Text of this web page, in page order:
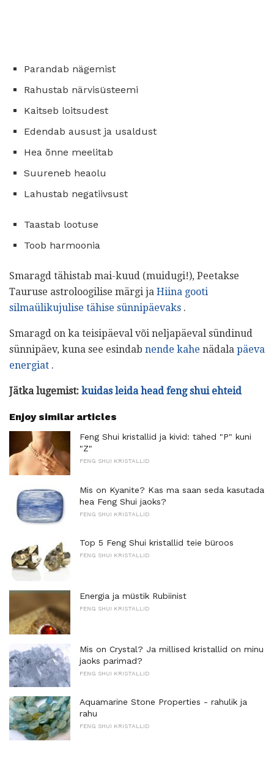
Parandab nägemist
Rahustab närvisüsteemi
Kaitseb loitsudest
Edendab ausust ja usaldust
Hea õnne meelitab
Suureneb heaolu
Lahustab negatiivsust
Taastab lootuse
Toob harmoonia
Smaragd tähistab mai-kuud (muidugi!), Peetakse
Tauruse astroloogilise märgi ja Hiina gooti
silmaülikujulise tähise sünnipäevaks .
Smaragd on ka teisipäeval või neljapäeval sündinud
sünnipäev, kuna see esindab nende kahe nädala päeva
energiat .
Jätka lugemist: kuidas leida head feng shui ehteid
Enjoy similar articles
Feng Shui kristallid ja kivid: tähed "P" kuni
"Z"
FENG SHUI KRISTALLID
Mis on Kyanite? Kas ma saan seda kasutada
hea Feng Shui jaoks?
FENG SHUI KRISTALLID
Top 5 Feng Shui kristallid teie büroos
FENG SHUI KRISTALLID
Energia ja müstik Rubiinist
FENG SHUI KRISTALLID
Mis on Crystal? Ja millised kristallid on minu
jaoks parimad?
FENG SHUI KRISTALLID
Aquamarine Stone Properties - rahulik ja
rahu
FENG SHUI KRISTALLID